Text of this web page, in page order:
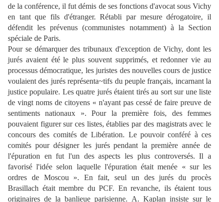
de la conférence, il fut démis de ses fonctions d'avocat sous Vichy
en tant que fils d'étranger. Rétabli par mesure dérogatoire, il
défendit les prévenus (communistes notamment) à la Section
spéciale de Paris.
Pour se démarquer des tribunaux d'exception de Vichy, dont les
jurés avaient été le plus souvent supprimés, et redonner vie au
processus démocratique, les juristes des nouvelles cours de justice
voulaient des jurés représenta~tifs du peuple français, incarnant la
justice populaire. Les quatre jurés étaient tirés au sort sur une liste
de vingt noms de citoyens « n'ayant pas cessé de faire preuve de
sentiments nationaux ». Pour la première fois, des femmes
pouvaient figurer sur ces listes, établies par des magistrats avec le
concours des comités de Libération. Le pouvoir conféré à ces
comités pour désigner les jurés pendant la première année de
l'épuration en fut l'un des aspects les plus controversés. Il a
favorisé l'idée selon laquelle l'épuration était menée « sur les
ordres de Moscou ». En fait, seul un des jurés du procès
Brasillach était membre du PCF. En revanche, ils étaient tous
originaires de la banlieue parisienne. A. Kaplan insiste sur le